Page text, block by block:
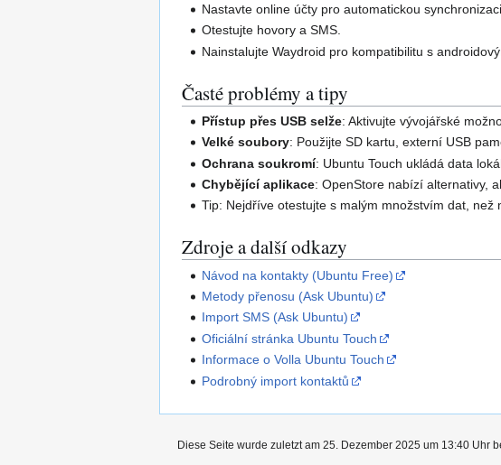
Nastavte online účty pro automatickou synchronizaci.
Otestujte hovory a SMS.
Nainstalujte Waydroid pro kompatibilitu s
Časté problémy a tipy
Přístup přes USB selže: Aktivujte vývojářské
Velké soubory: Použijte SD kartu, externí USB
Ochrana soukromí: Ubuntu Touch ukládá data
Chybějící aplikace: OpenStore nabízí alternativy,
Tip: Nejdříve otestujte s malým množstvím dat, než
Zdroje a další odkazy
Návod na kontakty (Ubuntu Free)
Metody přenosu (Ask Ubuntu)
Import SMS (Ask Ubuntu)
Oficiální stránka Ubuntu Touch
Informace o Volla Ubuntu Touch
Podrobný import kontaktů
Diese Seite wurde zuletzt am 25. Dezember 2025 um 13:40 Uhr